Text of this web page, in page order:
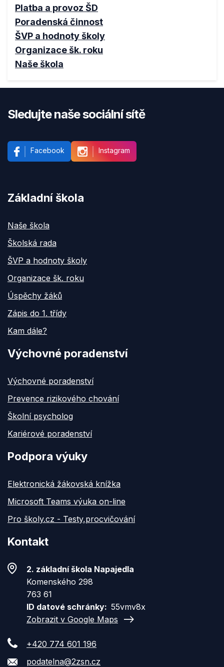
Platba a provoz ŠD
Poradenská činnost
ŠVP a hodnoty školy
Organizace šk. roku
Naše škola
Sledujte naše sociální sítě
Facebook Instagram
Základní škola
Naše škola
Školská rada
ŠVP a hodnoty školy
Organizace šk. roku
Úspěchy žáků
Zápis do 1. třídy
Kam dále?
Výchovné poradenství
Výchovné poradenství
Prevence rizikového chování
Školní psycholog
Kariérové poradenství
Podpora výuky
Elektronická žákovská knížka
Microsoft Teams výuka on-line
Pro školy.cz - Testy,procvičování
Kontakt
2. základní škola Napajedla
Komenského 298
763 61
ID datové schránky
55vmv8x
Zobrazit v Google Maps
+420 774 601 196
podatelna@2zsn.cz